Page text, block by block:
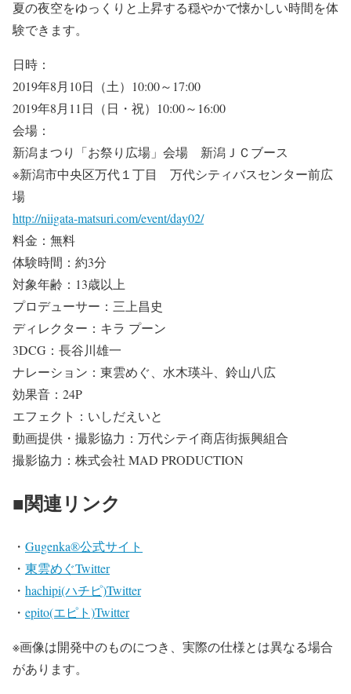
夏の夜空をゆっくりと上昇する穏やかで懐かしい時間を体
験できます。
日時：
2019年8月10日（土）10:00～17:00
2019年8月11日（日・祝）10:00～16:00
会場：
新潟まつり「お祭り広場」会場 新潟ＪＣブース
※新潟市中央区万代１丁目 万代シティバスセンター前広
場
http://niigata-matsuri.com/event/day02/
料金：無料
体験時間：約3分
対象年齢：13歳以上
プロデューサー：三上昌史
ディレクター：キラ プーン
3DCG：長谷川雄一
ナレーション：東雲めぐ、水木瑛斗、鈴山八広
効果音：24P
エフェクト：いしだえいと
動画提供・撮影協力：万代シテイ商店街振興組合
撮影協力：株式会社 MAD PRODUCTION
■関連リンク
・ Gugenka®公式サイト
・ 東雲めぐTwitter
・ hachipi(ハチピ)Twitter
・ epito(エピト)Twitter
※画像は開発中のものにつき、実際の仕様とは異なる場合
があります。